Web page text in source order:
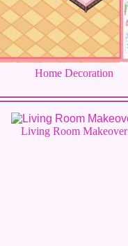
Home Decoration
Living Room Makeover